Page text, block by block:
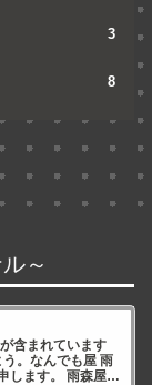
3
8
～
含まれています
。なんでも屋 雨
します。 雨森屋店